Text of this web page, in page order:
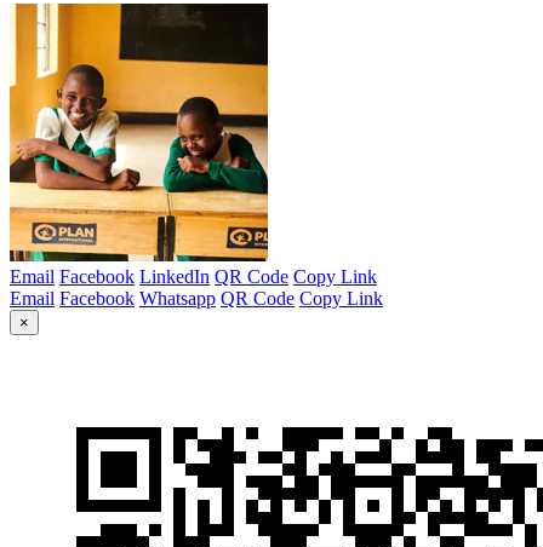
Email Facebook LinkedIn QR Code Copy Link
Email Facebook Whatsapp QR Code Copy Link
×